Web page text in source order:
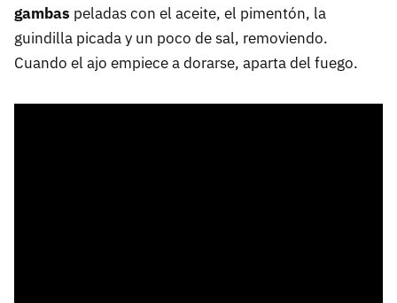
gambas peladas con el aceite, el pimentón, la
guindilla picada y un poco de sal, removiendo.
Cuando el ajo empiece a dorarse, aparta del fuego.